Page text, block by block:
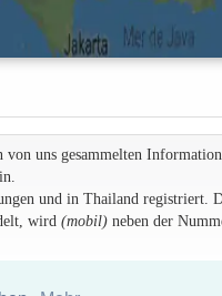
uns gesammelten
und in Thailand registriert.
wird (mobil)neben der